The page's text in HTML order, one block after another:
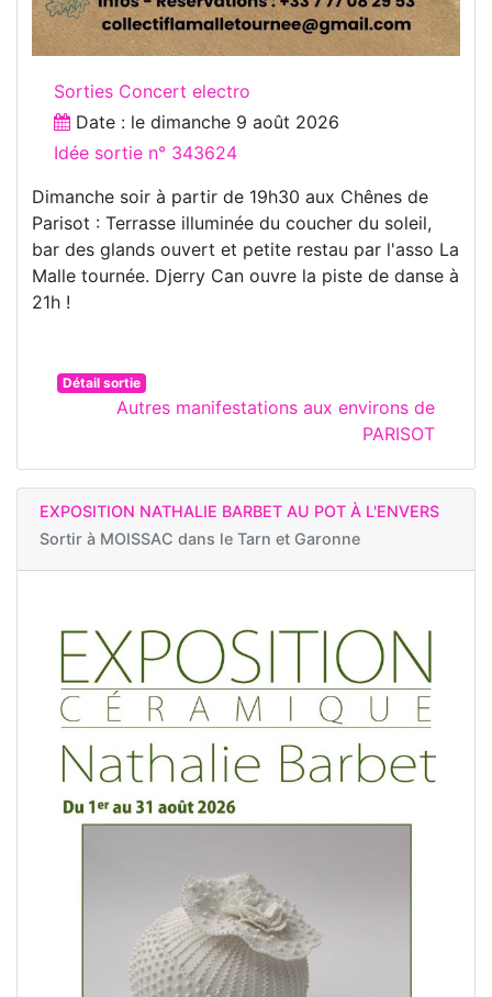
Sorties Concert electro
Date : le dimanche 9 août 2026
Idée sortie n° 343624
Dimanche soir à partir de 19h30 aux Chênes de
Parisot : Terrasse illuminée du coucher du soleil,
bar des glands ouvert et petite restau par l'asso La
Malle tournée. Djerry Can ouvre la piste de danse à
21h !
Détail sortie
Autres manifestations aux environs de
PARISOT
EXPOSITION NATHALIE BARBET AU POT À L'ENVERS
Sortir à MOISSAC dans le Tarn et Garonne